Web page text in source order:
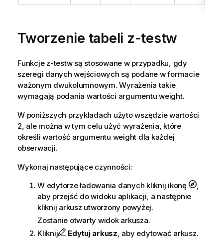
Tworzenie tabeli z-testw
Funkcje z-testwsą stosowane w przypadku, gdy
szeregi danych wejściowych są podane w formacie
ważonym dwukolumnowym. Wyrażenia takie
wymagają podania wartości argumentu weight.
W poniższych przykładach użyto wszędzie wartości
2, ale można w tym celu użyć wyrażenia, które
określi wartość argumentu weight dla każdej
obserwacji.
Wykonaj następujące czynności:
W edytorze ładowania danych kliknij ikonę
,
aby przejść do widoku aplikacji, a następnie
kliknij arkusz utworzony powyżej.
Zostanie otwarty widok arkusza.
Kliknij
Edytuj arkusz, aby edytować arkusz.